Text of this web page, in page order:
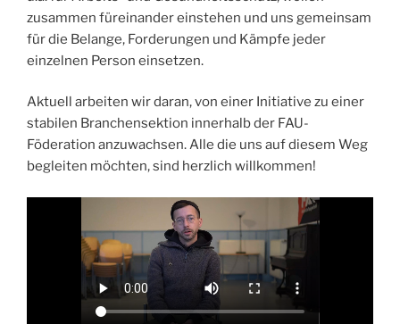
zusammen füreinander einstehen und uns gemeinsam
für die Belange, Forderungen und Kämpfe jeder
einzelnen Person einsetzen.
Aktuell arbeiten wir daran, von einer Initiative zu einer
stabilen Branchensektion innerhalb der FAU-
Föderation anzuwachsen. Alle die uns auf diesem Weg
begleiten möchten, sind herzlich willkommen!